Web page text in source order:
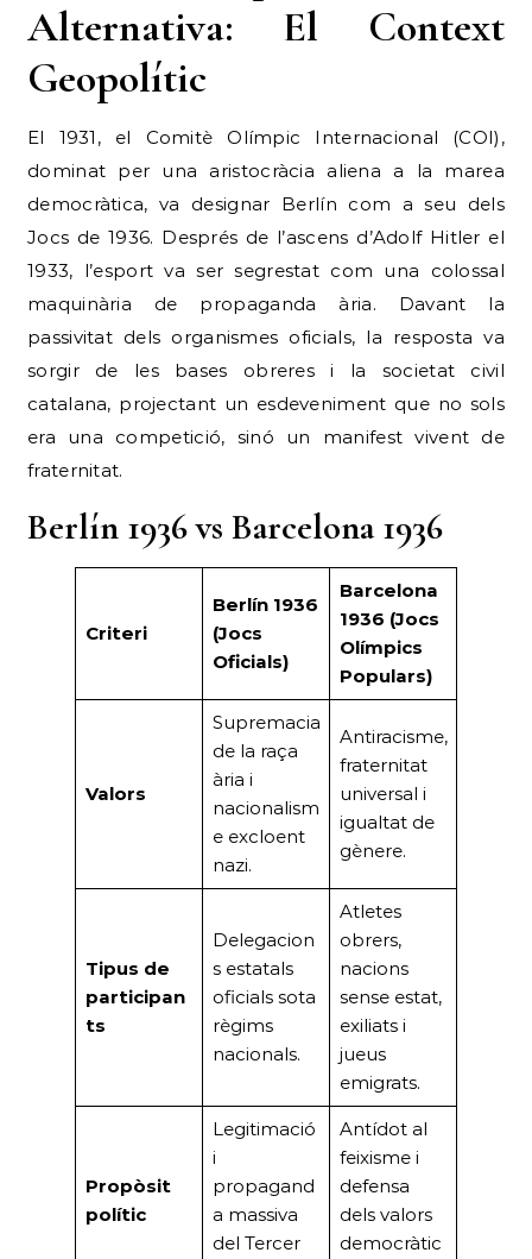
Alternativa: El Context
Geopolític
El 1931, el Comitè Olímpic Internacional (COI),
dominat per una aristocràcia aliena a la marea
democràtica, va designar Berlín com a seu dels
Jocs de 1936. Després de l’ascens d’Adolf Hitler el
1933, l’esport va ser segrestat com una colossal
maquinària de propaganda ària. Davant la
passivitat dels organismes oficials, la resposta va
sorgir de les bases obreres i la societat civil
catalana, projectant un esdeveniment que no sols
era una competició, sinó un manifest vivent de
fraternitat.
Berlín 1936 vs Barcelona 1936
Criteri
Berlín 1936
(Jocs
Oficials)
Barcelona
1936 (Jocs
Olímpics
Populars)
Valors
Supremacia
de la raça
ària i
nacionalism
e excloent
nazi.
Antiracisme,
fraternitat
universal i
igualtat de
gènere.
Tipus de
participan
ts
Delegacion
s estatals
oficials sota
règims
nacionals.
Atletes
obrers,
nacions
sense estat,
exiliats i
jueus
emigrats.
Propòsit
polític
Legitimació
i
propagand
a massiva
del Tercer
Antídot al
feixisme i
defensa
dels valors
democràtic